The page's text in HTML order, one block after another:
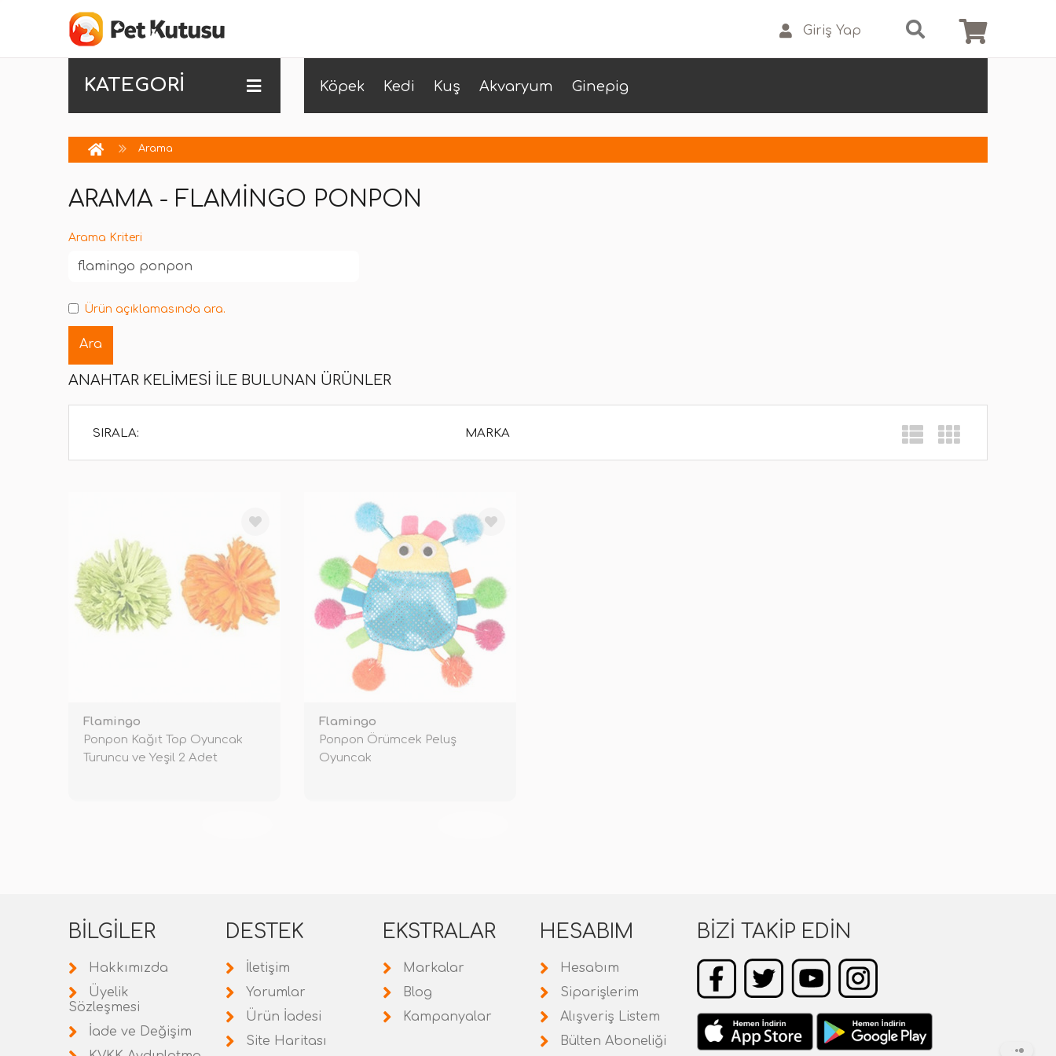
Giriş Yap
KATEGORİ Köpek Kedi Kuş Akvaryum Ginepig
Arama
ARAMA - FLAMINGO PONPON
Arama Kriteri
Ürün açıklamasında ara.
ANAHTAR KELIMESI ILE BULUNAN ÜRÜNLER
SIRALA: MARKA
Flamingo
Ponpon Kağıt Top Oyuncak
Turuncu ve Yeşil 2 Adet
Flamingo
Ponpon Örümcek Peluş
Oyuncak
BILGILER
Hakkımızda
Üyelik
Sözleşmesi
İade ve Değişim
DESTEK
İletişim
Yorumlar
Ürün İadesi
Site Haritası
EKSTRALAR
Markalar
Blog
Kampanyalar
HESABIM
Hesabım
Siparişlerim
Alışveriş Listem
Bülten Aboneliği
BIZI TAKIP EDIN